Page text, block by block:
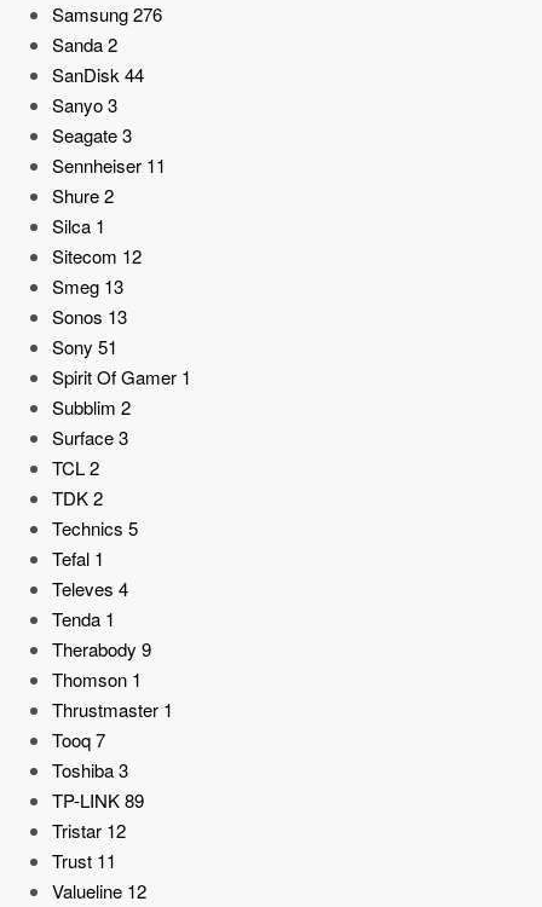
Samsung276
Sanda2
SanDisk44
Sanyo3
Seagate3
Sennheiser 11
Shure2
Silca 1
Sitecom 12
Smeg 13
Sonos 13
Sony 51
Spirit Of Gamer 1
Subblim 2
Surface3
TCL2
TDK2
Technics 5
Tefal 1
Televes 4
Tenda 1
Therabody 9
Thomson 1
Thrustmaster 1
Tooq7
Toshiba3
TP-LINK89
Tristar 12
Trust 11
Valueline 12